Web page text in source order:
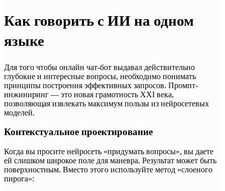
Как говорить с ИИ на одном
языке
Для того чтобы онлайн чат-бот выдавал действительно
глубокие и интересные вопросы, необходимо понимать
принципы построения эффективных запросов. Промпт-
инжиниринг — это новая грамотность XXI века,
позволяющая извлекать максимум пользы из нейросетевых
моделей.
Контекстуальное проектирование
Когда вы просите нейросеть «придумать вопросы», вы даете
ей слишком широкое поле для маневра. Результат может быть
поверхностным. Вместо этого используйте метод «слоеного
пирога»: